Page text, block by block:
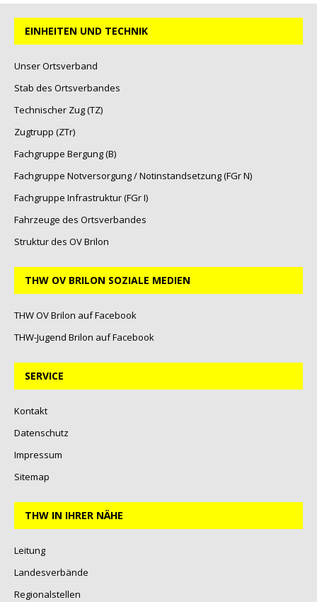
EINHEITEN UND TECHNIK
Unser Ortsverband
Stab des Ortsverbandes
Technischer Zug (TZ)
Zugtrupp (ZTr)
Fachgruppe Bergung (B)
Fachgruppe Notversorgung / Notinstandsetzung (FGr N)
Fachgruppe Infrastruktur (FGr I)
Fahrzeuge des Ortsverbandes
Struktur des OV Brilon
THW OV BRILON SOZIALE MEDIEN
THW OV Brilon auf Facebook
THW-Jugend Brilon auf Facebook
SERVICE
Kontakt
Datenschutz
Impressum
Sitemap
THW IN IHRER NÄHE
Leitung
Landesverbände
Regionalstellen